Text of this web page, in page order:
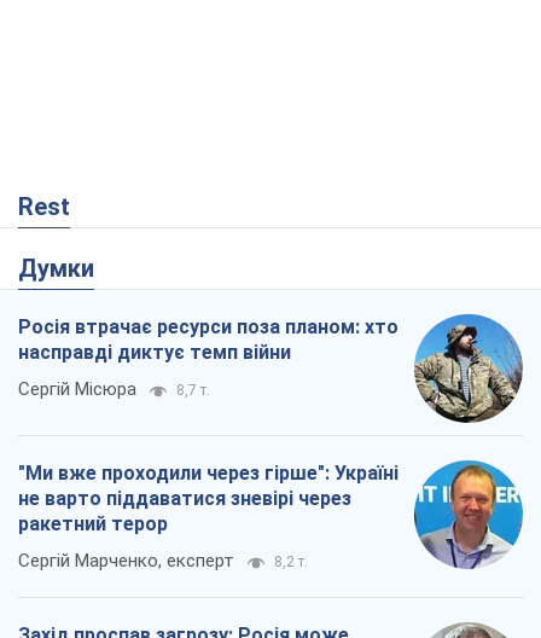
Rest
Думки
Росія втрачає ресурси поза планом: хто
насправді диктує темп війни
Сергій Місюра 8,7 т.
"Ми вже проходили через гірше": Україні
не варто піддаватися зневірі через
ракетний терор
Сергій Марченко, експерт 8,2 т.